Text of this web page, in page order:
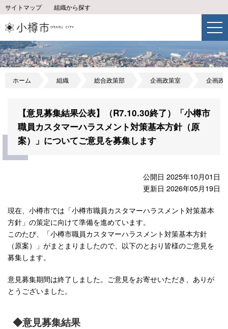
サイトマップ 組織から探す
ホーム 組織 総合政策部 企画政策室 企画政
【意見募集結果公表】（R7.10.30終了）「小樽市
職員カスタマーハラスメント対策基本方針（原
案）」についてご意見を募集します
公開日 2025年10月01日
更新日 2026年05月19日
現在、小樽市では「小樽市職員カスタマーハラスメント対策基本
方針」の策定に向けて準備を進めています。
このたび、「小樽市職員カスタマーハラスメント対策基本方針
（原案）」がまとまりましたので、以下のとおり皆様のご意見を
募集します。
意見募集期間は終了しました。ご意見をお寄せいただき、ありが
とうございました。
◆意見募集結果